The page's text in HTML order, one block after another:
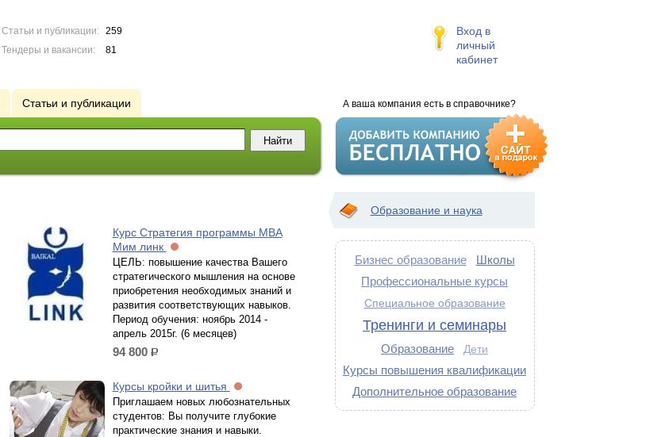
Статьи и публикации:
259
Тендеры и вакансии:
81
Вход в
личный
кабинет
А ваша компания есть в справочнике?
Статьи и публикации
Курс Стратегия программы МВА
Мим линк
ЦЕЛЬ: повышение качества Вашего
стратегического мышления на основе
приобретения необходимых знаний и
развития соответствующих навыков.
Период обучения: ноябрь 2014 -
апрель 2015г. (6 месяцев)
94 800 р.
Курсы кройки и шитья
Приглашаем новых любознательных
студентов: Вы получите глубокие
практические знания и навыки.
Образование и наука
Бизнес образование
Школы
Профессиональные курсы
Специальное образование
Тренинги и семинары
Образование Дети
Курсы повышения квалификации
Дополнительное образование